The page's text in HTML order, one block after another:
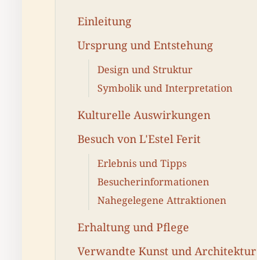
Einleitung
Ursprung und Entstehung
Design und Struktur
Symbolik und Interpretation
Kulturelle Auswirkungen
Besuch von L'Estel Ferit
Erlebnis und Tipps
Besucherinformationen
Nahegelegene Attraktionen
Erhaltung und Pflege
Verwandte Kunst und Architektur